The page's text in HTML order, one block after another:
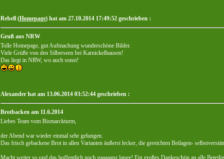
Rebell (Homepage) hat am 27.10.2014 17:49:52 geschrieben :
Gruß aus NRW
Tolle Homepage, gut Aufmachung wunderschöne Bilder.
Viele Grüße von den Silberseen bei Karnickelhausen!
Das liegt in NRW, wo auch sonst!
Alexander hat am 13.06.2014 03:52:44 geschrieben :
Brotbacken am 11.6.2014
Liebes Team vom Bismarckturm,
der Abend war wieder einmal sehr gelungen.
Das frisch gebackene Brot in allen Varianten äußerst lecker, die gereichten Beilagen-
Macht weiter so und das hoffentlich noch gaaaaanz lange! Ein großes Dankeschön an alle